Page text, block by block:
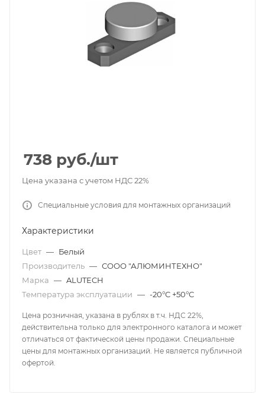
738 руб./шт
Цена указана с учетом НДС 22%
Специальные условия для монтажных организаций
Характеристики
Цвет — Белый
Производитель — СООО "АЛЮМИНТЕХНО"
Марка — ALUTECH
Температура эксплуатации — -20°С +50°С
Цена розничная, указана в рублях в т.ч. НДС 22%,
действительна только для электронного каталога и может
отличаться от фактической цены продажи. Специальные
цены для монтажных организаций. Не является публичной
офертой.